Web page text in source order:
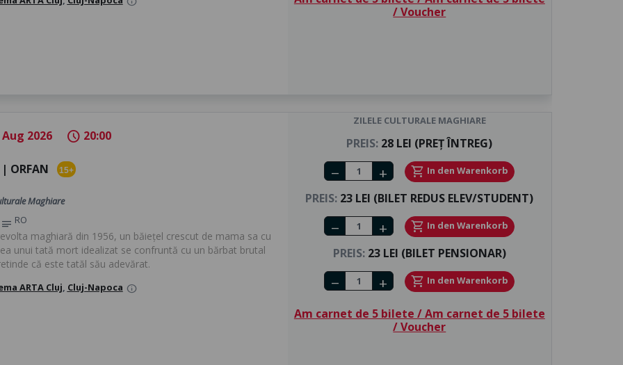
/ Voucher
Aug 2026 schedule 20:00
ORFAN 15+
Maghiare
notes RO
maghiară din 1956, un băiețel crescut de mama sa cu
unui tată mort idealizat se confruntă cu un bărbat brutal
că este tatăl său adevărat.
ARTA Cluj, Cluj-Napoca info
ZILELE CULTURALE MAGHIARE
PREIS: 28 LEI (PREȚ ÎNTREG)
Number of tickets
remove add shopping_cart In den Warenkorb
PREIS: 23 LEI (BILET REDUS ELEV/STUDENT)
Number of tickets
remove add shopping_cart In den Warenkorb
PREIS:23 LEI (BILET PENSIONAR)
Number of tickets
remove add shopping_cart In den Warenkorb
Am carnet de 5 bilete / Am carnet de 5 bilete
/ Voucher